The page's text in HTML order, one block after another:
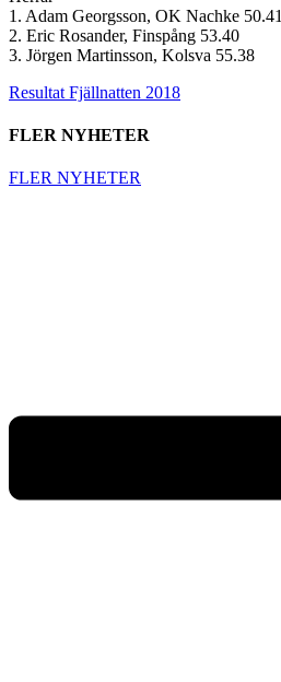
1. Adam Georgsson, OK Nachke 50.41
2. Eric Rosander, Finspång 53.40
3. Jörgen Martinsson, Kolsva 55.38
Resultat Fjällnatten 2018
FLER NYHETER
FLER NYHETER